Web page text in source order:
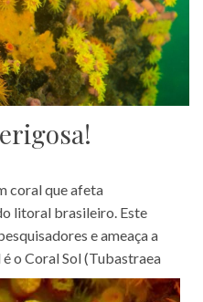
coral que afeta
litoral brasileiro. Este
e ameaça a
o Coral Sol (Tubastraea